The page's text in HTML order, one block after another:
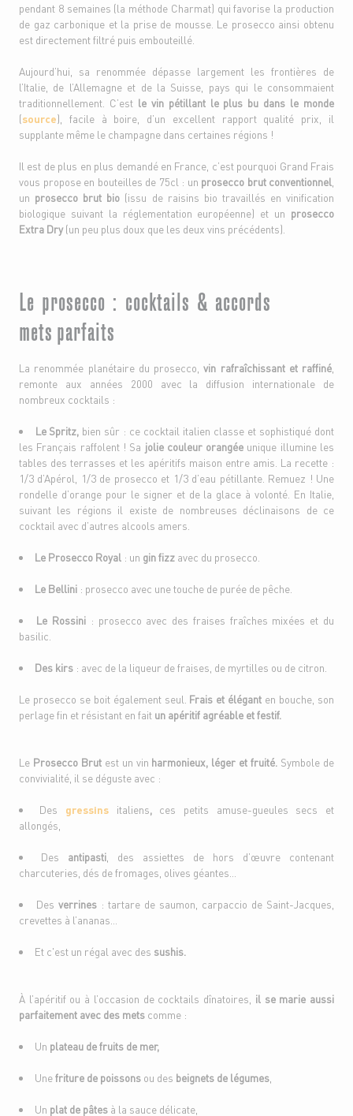
pendant 8 semaines (la méthode Charmat) qui favorise la production
de gaz carbonique et la prise de mousse. Le prosecco ainsi obtenu
est directement filtré puis embouteillé.
Aujourd’hui, sa renommée dépasse largement les frontières de
l’Italie, de l’Allemagne et de la Suisse, pays qui le consommaient
traditionnellement. C’estle vin pétillant le plus bu dans le monde
(source), facile à boire, d’un excellent rapport qualité prix, il
supplante même le champagne dans certaines régions !
Il est de plus en plus demandé en France, c’est pourquoi Grand Frais
vous propose en bouteilles de 75cl : un prosecco brut conventionnel
un prosecco brut bio (issu de raisins bio travaillés en vinification
biologique suivant la réglementation européenne) et un prosecco
Extra Dry(un peu plus doux que les deux vins précédents).
Le prosecco : cocktails & accords
mets parfaits
La renommée planétaire du prosecco,vin rafraîchissant et raffiné
remonte aux années 2000 avec la diffusion internationale de
nombreux cocktails :
Le Spritz, bien sûr : ce cocktail italien classe et sophistiqué dont
les Français raffolent ! Sa jolie couleur orangée unique illumine les
tables des terrasses et les apéritifs maison entre amis. La recette :
1/3 d’Apérol, 1/3 de prosecco et 1/3 d’eau pétillante. Remuez ! Une
rondelle d’orange pour le signer et de la glace à volonté. En Italie,
suivant les régions il existe de nombreuses déclinaisons de ce
cocktail avec d’autres alcools amers.
Le Prosecco Royal: un gin fizzavec du prosecco.
Le Bellini: prosecco avec une touche de purée de pêche.
Le Rossini : prosecco avec des fraises fraîches mixées et du
basilic.
Des kirs : avec de la liqueur de fraises, de myrtilles ou de citron.
Le prosecco se boit également seul. Frais et élégant en bouche, son
perlage fin et résistant en fait un apéritif agréable et festif.
Le Prosecco Brutest un vin harmonieux, léger et fruité. Symbole de
convivialité, il se déguste avec :
Des gressins italiens,ces petits amuse-gueules secs et
allongés,
Des antipasti, des assiettes de hors d’œuvre contenant
charcuteries, dés de fromages, olives géantes…
Des verrines: tartare de saumon, carpaccio de Saint-Jacques,
crevettes à l’ananas…
Et c'est un régal avec des sushis.
À l’apéritif ou à l’occasion de cocktails dînatoires, il se marie aussi
parfaitement avec des mets comme :
Un plateau de fruits de mer,
Unefriture de poissonsou des beignets de légumes,
Un plat de pâtesà la sauce délicate,